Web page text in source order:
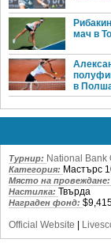
мач в
в
Турнир: National Bank
Категория: Мастърс
Място на провеждане:
Настилка: Твърда
Награден фонд:
Official Website |